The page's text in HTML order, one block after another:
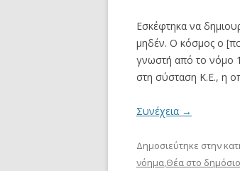
Εσκέφτηκα να
μηδέν. Ο κόσμος ο
γνωστή από το νόμο
στη σύσταση Κ.Ε., η
Συνέχεια →
Δημοσιεύτηκε στην
νόημα,Θέα στο